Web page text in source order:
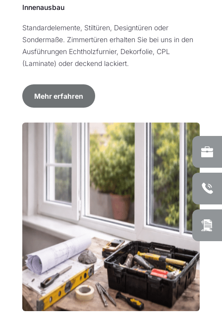
Innenausbau
Standardelemente, Stiltüren, Designtüren oder
Sondermaße. Zimmertüren erhalten Sie bei uns in den
Ausführungen Echtholzfurnier, Dekorfolie, CPL
(Laminate) oder deckend lackiert.
Mehr erfahren